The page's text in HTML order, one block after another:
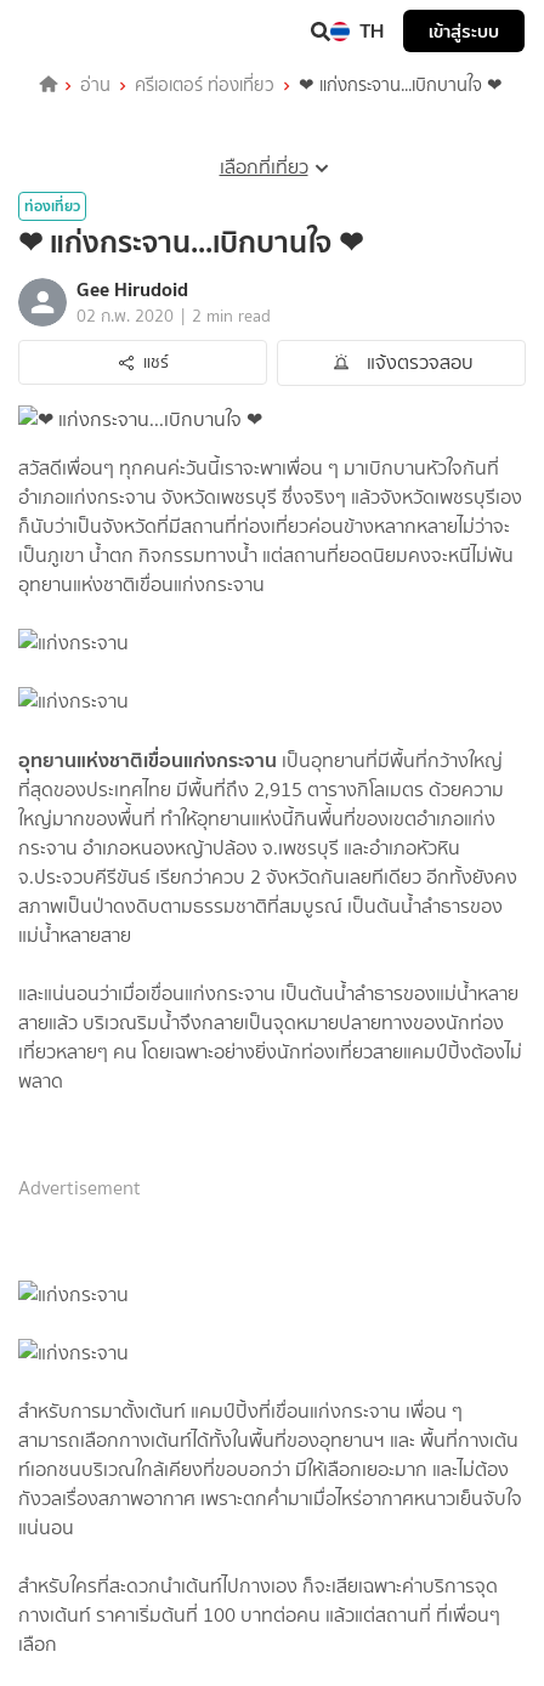
TH เข้าสู่ระบบ
อ่าน ครีเอเตอร์ ท่องเที่ยว ❤ แก่งกระจาน...เบิกบานใจ ❤
เลือกที่เที่ยว
ท่องเที่ยว
❤ แก่งกระจาน...เบิกบานใจ ❤
Gee Hirudoid
02 ก.พ. 2020 | 2 min read
แชร์
แจ้งตรวจสอบ
สวัสดีเพื่อนๆ ทุกคนค่ะวันนี้เราจะพาเพื่อน ๆ มาเบิกบานหัวใจกันที่
อำเภอแก่งกระจาน จังหวัดเพชรบุรี ซึ่งจริงๆ แล้วจังหวัดเพชรบุรีเอง
ก็นับว่าเป็นจังหวัดที่มีสถานที่ท่องเที่ยวค่อนข้างหลากหลายไม่ว่าจะ
เป็นภูเขา น้ำตก กิจกรรมทางน้ำ แต่สถานที่ยอดนิยมคงจะหนีไม่พ้น
อุทยานแห่งชาติเขื่อนแก่งกระจาน
อุทยานแห่งชาติเขื่อนแก่งกระจาน เป็นอุทยานที่มีพื้นที่กว้างใหญ่
ที่สุดของประเทศไทย มีพื้นที่ถึง 2,915 ตารางกิโลเมตร ด้วยความ
ใหญ่มากของพื่้นที่ ทำให้อุทยานแห่งนี้กินพื่้นที่ของเขตอำเภอแก่ง
กระจาน อำเภอหนองหญ้าปล้อง จ.เพชรบุรี และอำเภอหัวหิน
จ.ประจวบคีรีขันธ์ เรียกว่าควบ 2 จังหวัดกันเลยทีเดียว อีกทั้งยังคง
สภาพเป็นป่าดงดิบตามธรรมชาติที่สมบูรณ์ เป็นต้นน้ำลำธารของ
แม่น้ำหลายสาย
และแน่นอนว่าเมื่อเขื่อนแก่งกระจาน เป็นต้นน้ำลำธารของแม่น้ำหลาย
สายแล้ว บริเวณริมน้ำจึงกลายเป็นจุดหมายปลายทางของนักท่อง
เที่ยวหลายๆ คน โดยเฉพาะอย่างยิ่งนักท่องเที่ยวสายแคมป์ปิ้งต้องไม่
พลาด
Advertisement
สำหรับการมาตั้งเต้นท์ แคมป์ปิ้งที่เขื่อนแก่งกระจาน เพื่อน ๆ
สามารถเลือกกางเต้นท์ได้ทั้งในพื้นที่ของอุทยานฯ และ พื้นที่กางเต้น
ท์เอกชนบริเวณใกล้เคียงที่ขอบอกว่า มีให้เลือกเยอะมาก และไม่ต้อง
กังวลเรื่องสภาพอากาศ เพราะตกค่ำมาเมื่อไหร่อากาศหนาวเย็นจับใจ
แน่นอน
สำหรับใครที่สะดวกนำเต้นท์ไปกางเอง ก็จะเสียเฉพาะค่าบริการจุด
กางเต้นท์ ราคาเริ่มต้นที่ 100 บาทต่อคน แล้วแต่สถานที่ ที่เพื่อนๆ
เลือก